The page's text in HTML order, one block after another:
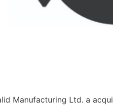
Manufacturing Ltd. a